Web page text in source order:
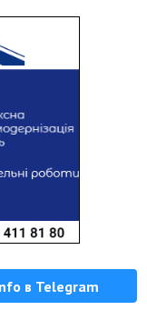
в Telegram